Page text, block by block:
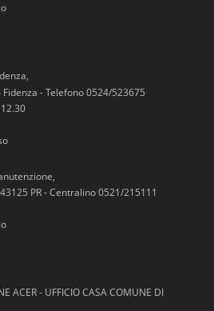
- Telefono 0524/523675
PR - Centralino 0521/215111
ACER - UFFICIO CASA COMUNE DI